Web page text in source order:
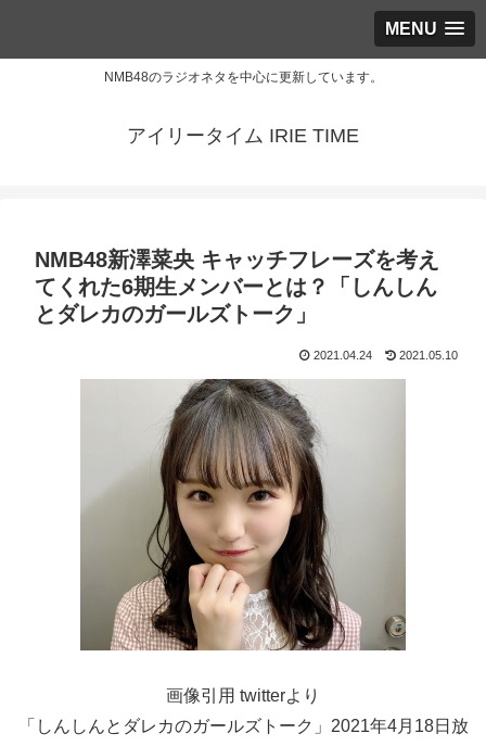
MENU
NMB48のラジオネタを中心に更新しています。
アイリータイム IRIE TIME
NMB48新澤菜央 キャッチフレーズを考え
てくれた6期生メンバーとは？「しんしん
とダレカのガールズトーク」
2021.04.24 2021.05.10
画像引用 twitterより
「しんしんとダレカのガールズトーク」2021年4月18日放